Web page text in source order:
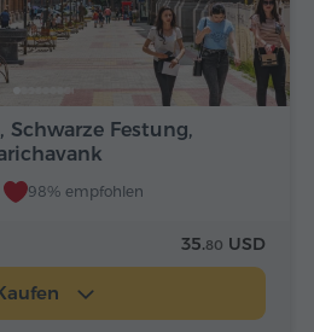
Schwarze Festung,
98% empfohlen
35.80 USD